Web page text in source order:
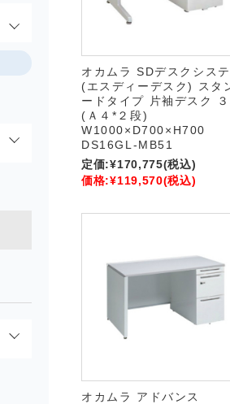
オカムラ SDデスクシス
(エスディーデスク) スタ
ードタイプ 片袖デスク
(Ａ４*２段)
W1000×D700×H700
DS16GL-MB51
定価:¥170,775(税込)
価格:¥119,570(税込)
オカムラ アドバンス